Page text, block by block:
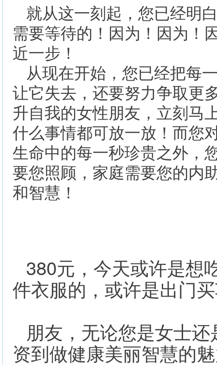
就从这一刻起，您已经明
需要等待的！因为！因为！
近一步！
从现在开始，您已经把每
让它失去，还要努力争取更
升自我的女性朋友，立刻马
什么事情都可放一放！而您
生命中的每一秒珍贵之外，
要您照顾，家庭需要您的内
和智慧！
380元，今天或许是想
件衣服的，或许是出门
朋友，无论您是女士
资到做健康美丽智慧的